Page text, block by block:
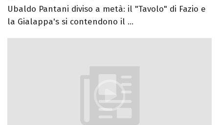
Ubaldo Pantani diviso a metà: il "Tavolo" di Fazio e
la Gialappa's si contendono il ...